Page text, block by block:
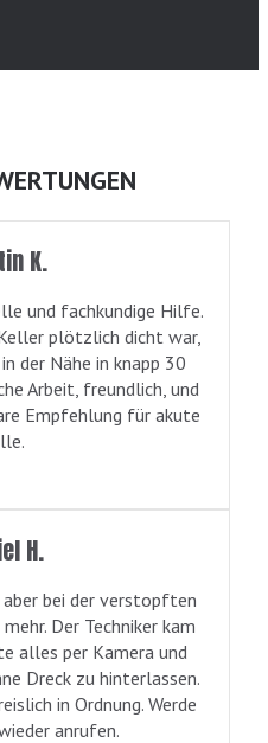
K.
und fachkundige Hilfe.
plötzlich dicht war,
der Nähe in knapp 30
Arbeit, freundlich, und
Empfehlung für akute
H.
bei der verstopften
Der Techniker kam
alles per Kamera und
Dreck zu hinterlassen.
in Ordnung. Werde
anrufen.